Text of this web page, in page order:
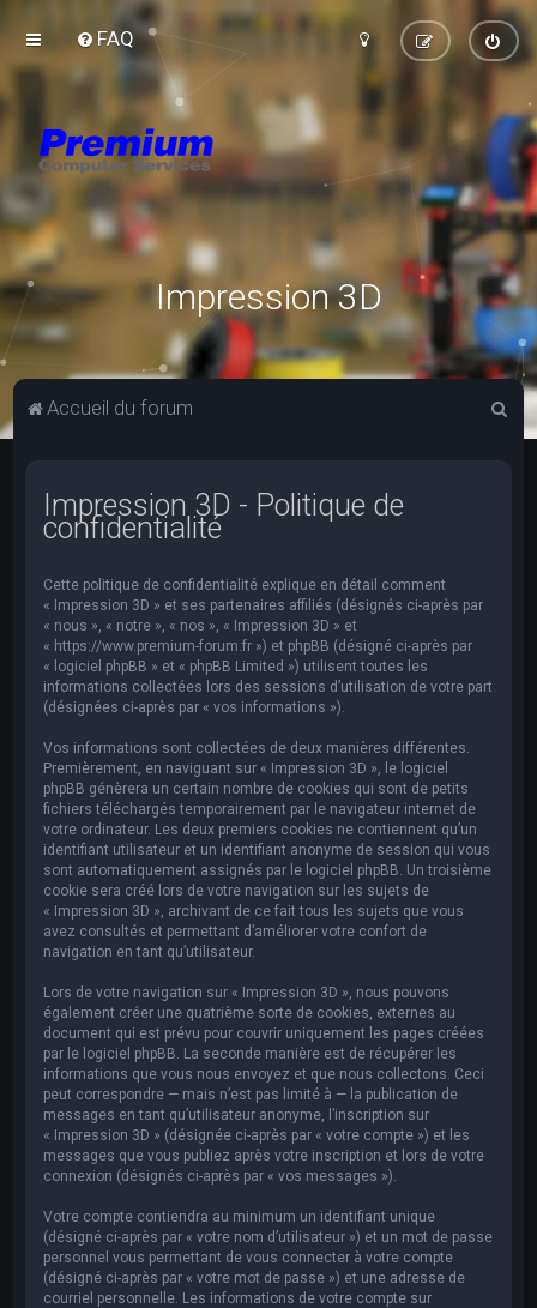
FAQ
Impression 3D
Accueil du forum
Impression 3D - Politique de
confidentialité
Cette politique de confidentialité explique en détail comment
« Impression 3D » et ses partenaires affiliés (désignés ci-après par
« nous », « notre », « nos », « Impression 3D » et
« https://www.premium-forum.fr ») et phpBB (désigné ci-après par
« logiciel phpBB » et « phpBB Limited ») utilisent toutes les
informations collectées lors des sessions d’utilisation de votre part
(désignées ci-après par « vos informations »).
Vos informations sont collectées de deux manières différentes.
Premièrement, en naviguant sur « Impression 3D », le logiciel
phpBB génèrera un certain nombre de cookies qui sont de petits
fichiers téléchargés temporairement par le navigateur internet de
votre ordinateur. Les deux premiers cookies ne contiennent qu’un
identifiant utilisateur et un identifiant anonyme de session qui vous
sont automatiquement assignés par le logiciel phpBB. Un troisième
cookie sera créé lors de votre navigation sur les sujets de
« Impression 3D », archivant de ce fait tous les sujets que vous
avez consultés et permettant d’améliorer votre confort de
navigation en tant qu’utilisateur.
Lors de votre navigation sur « Impression 3D », nous pouvons
également créer une quatrième sorte de cookies, externes au
document qui est prévu pour couvrir uniquement les pages créées
par le logiciel phpBB. La seconde manière est de récupérer les
informations que vous nous envoyez et que nous collectons. Ceci
peut correspondre — mais n’est pas limité à — la publication de
messages en tant qu’utilisateur anonyme, l’inscription sur
« Impression 3D » (désignée ci-après par « votre compte ») et les
messages que vous publiez après votre inscription et lors de votre
connexion (désignés ci-après par « vos messages »).
Votre compte contiendra au minimum un identifiant unique
(désigné ci-après par « votre nom d’utilisateur ») et un mot de passe
personnel vous permettant de vous connecter à votre compte
(désigné ci-après par « votre mot de passe ») et une adresse de
courriel personnelle. Les informations de votre compte sur